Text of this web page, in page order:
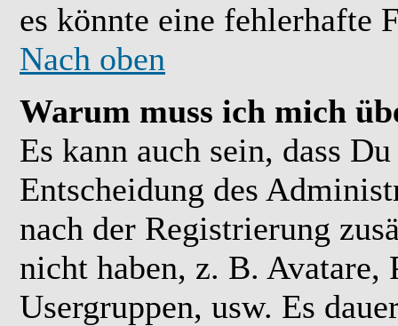
es könnte eine fehlerhafte
Nach oben
Warum muss ich mich
Es kann auch sein, dass
Entscheidung des
nach der Registrierung
nicht haben, z. B.
Usergruppen, usw. Es